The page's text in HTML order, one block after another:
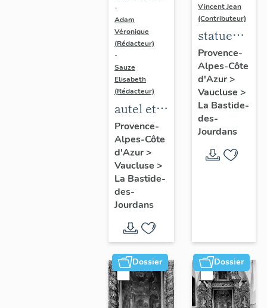
-
Adam
Véronique
(Rédacteur)
-
Sauze
Elisabeth
(Rédacteur)
autel et
retable
de saint
Sébastien
Provence-
Alpes-Côte
d'Azur>
Vaucluse >
La Bastide-
des-
Jourdans
Vincent Jean
(Contributeur)
statue
dite de la
"Jeanne"
Provence-
Alpes-Côte
d'Azur>
Vaucluse >
La Bastide-
des-
Jourdans
Dossier Dossier